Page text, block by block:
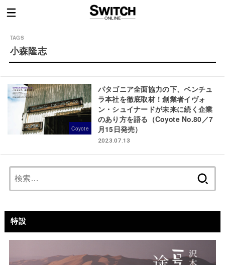
小森隆志
Coyote
パタゴニア全面協力の下、ベンチュ
ラ本社を徹底取材！創業者イヴォ
ン・シュイナードが未来に続く企業
のあり方を語る（Coyote No.80／7
月15日発売）
2023.07.13
特設